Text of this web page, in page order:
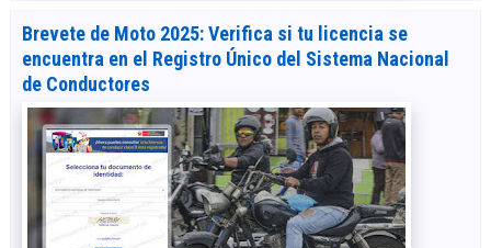
Brevete de Moto 2025: Verifica si tu licencia se
encuentra en el Registro Único del Sistema Nacional
de Conductores